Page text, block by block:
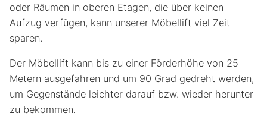
oder Räumen in oberen Etagen, die über keinen
Aufzug verfügen, kann unserer Möbellift viel Zeit
sparen.
Der Möbellift kann bis zu einer Förderhöhe von 25
Metern ausgefahren und um 90 Grad gedreht werden,
um Gegenstände leichter darauf bzw. wieder herunter
zu bekommen.